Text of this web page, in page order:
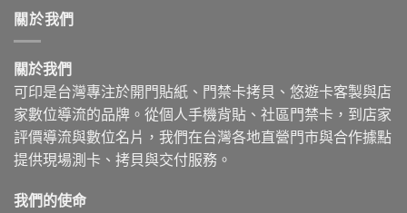
關於我們
關於我們
可印是台灣專注於開門貼紙、門禁卡拷貝、悠遊卡客製與店
家數位導流的品牌。從個人手機背貼、社區門禁卡，到店家
評價導流與數位名片，我們在台灣各地直營門市與合作據點
提供現場測卡、拷貝與交付服務。
我們的使命